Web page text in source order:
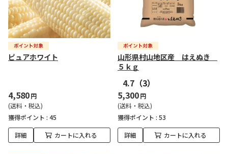
ピュアホワイト
4,580円
(送料・税込)
獲得ポイント : 45
詳細 カートに入れる
山形県村山地区産 はえぬき
５ｋｇ
4.7 （3）
5,300円
(送料・税込)
獲得ポイント : 53
詳細 カートに入れる